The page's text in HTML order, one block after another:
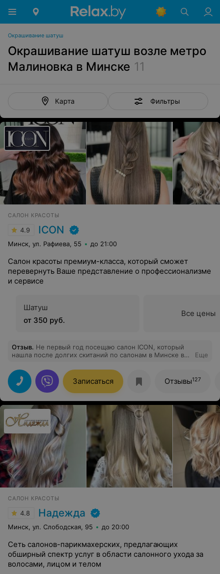
Окрашивание шатуш
Окрашивание шатуш возле метро
Малиновка в Минске 11
Карта Фильтры
САЛОН КРАСОТЫ
4.9 ICON
Минск, ул. Рафиева, 55 до 21:00
Салон красоты премиум-класса, который сможет
перевернуть Ваше представление о профессионализме
и сервисе
Шатуш
от 350 руб.
Все цены
Отзыв. Не первый год посещаю салон ICON, который
нашла после долгих скитаний по салонам в Минске в
только положительные эмоции. Хочу выразить
огромную благодарность топ-стилисту Анастасии,
которая всегда выслушает пожелания и качественно
их претворит в жизнь! Это мастер своего дела.
Окрашивание, стрижка и укладка всегда на высоте!
Всегда можно рассчитывать на дельный совет по уходу
за волосами. Также хочется поблагодарить
администраторов Кристину и Александру за не
напускную приветливость и участие!
Еще
Записаться Отзывы127
САЛОН КРАСОТЫ
4.8 Надежда
Минск, ул. Слободская, 95 до 20:00
Сеть салонов-парикмахерских, предлагающих
обширный спектр услуг в области салонного ухода за
волосами, лицом и телом